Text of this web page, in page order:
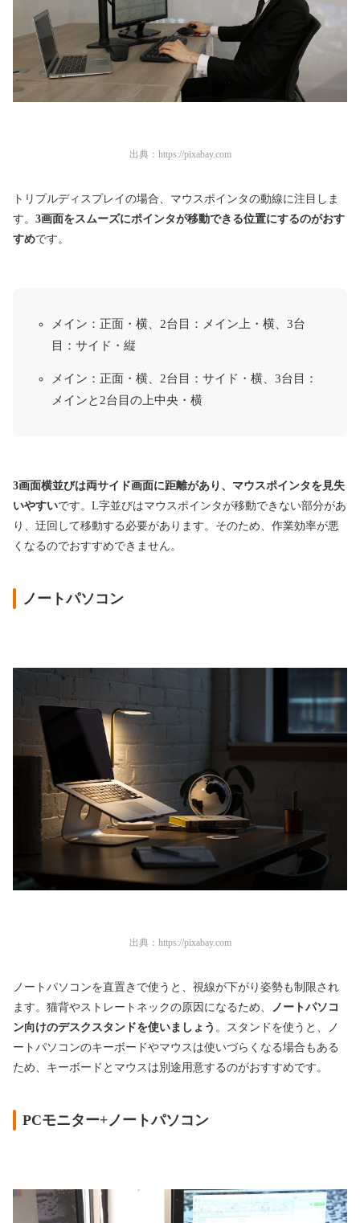
出典： https://pixabay.com
トリプルディスプレイの場合、マウスポインタの動線に注目しま
す。 3画面をスムーズにポインタが移動できる位置にするのがおす
すめです。
メイン：正面・横、2台目：メイン上・横、3台
目：サイド・縦
メイン：正面・横、2台目：サイド・横、3台目：
メインと2台目の上中央・横
3画面横並びは両サイド画面に距離があり、マウスポインタを見失
いやすいです。L字並びはマウスポインタが移動できない部分があ
り、迂回して移動する必要があります。そのため、作業効率が悪
くなるのでおすすめできません。
ノートパソコン
出典： https://pixabay.com
ノートパソコンを直置きで使うと、視線が下がり姿勢も制限され
ます。猫背やストレートネックの原因になるため、
ノートパソコ
ン向けのデスクスタンドを使いましょう 。スタンドを使うと、ノ
ートパソコンのキーボードやマウスは使いづらくなる場合もある
ため、キーボードとマウスは別途用意するのがおすすめです。
PCモニター+ノートパソコン